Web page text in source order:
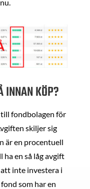
INNAN KÖP?
fondbolagen för
skiljer sig
är en procentuell
ha en så låg avgift
inte investera i
som har en